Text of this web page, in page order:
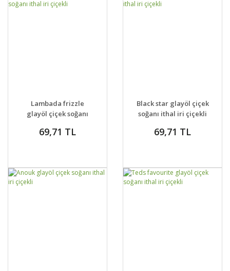
DETAYLAR
VER
Lambada frizzle
glayöl çiçek soğanı
69,71 TL
DETAYLAR
VER
Black star glayöl çiçek
soğanı ithal iri çiçekli
69,71 TL